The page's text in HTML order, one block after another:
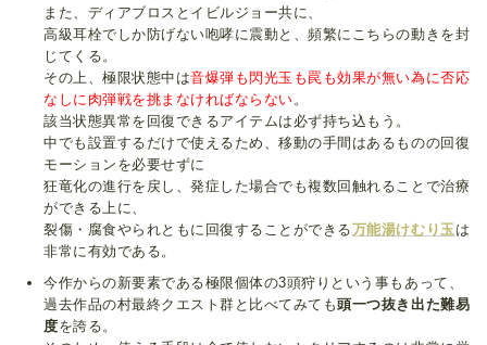
また、ディアブロスとイビルジョー共に、
高級耳栓でしか防げない咆哮に震動と、頻繁にこちらの動きを封
じてくる。
その上、極限状態中は音爆弾も閃光玉も罠も効果が無い為に否応
なしに肉弾戦を挑まなければならない 。
該当状態異常を回復できるアイテムは必ず持ち込もう。
中でも設置するだけで使えるため、移動の手間はあるものの回復
モーションを必要せずに
狂竜化の進行を戻し、発症した場合でも複数回触れることで治療
ができる上に、
裂傷・腐食やられともに回復することができる万能湯けむり玉 は
非常に有効である。
今作からの新要素である極限個体の3頭狩りという事もあって、
過去作品の村最終クエスト群と比べてみても頭一つ抜き出た難易
度を誇る。